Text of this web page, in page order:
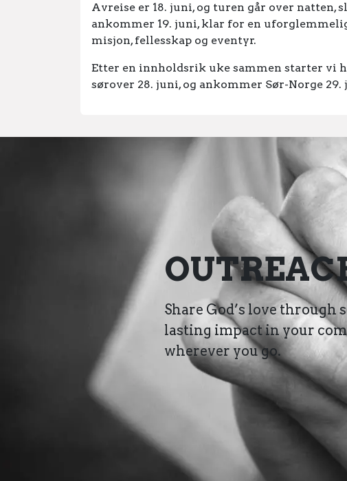
Avreise er 18. juni, og turen går over natten,
ankommer 19. juni, klar for en
misjon, fellesskap og eventyr.
Etter en innholdsrik uke sammen starter vi
sørover 28. juni, og ankommer Sør-Norge 29.
Share God’s love through
lasting impact in your
wherever you go.